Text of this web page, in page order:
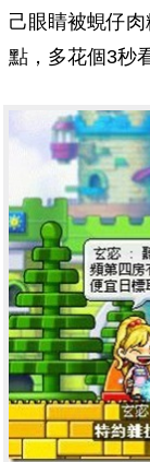
己眼睛被蜆仔
點，多花個3秒